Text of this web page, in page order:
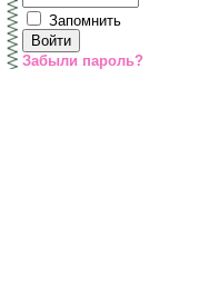
Запомнить
Забыли пароль?